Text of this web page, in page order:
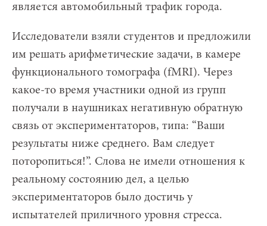
является автомобильный трафик города.
Исследователи взяли студентов и предложили
им решать арифметические задачи, в камере
функционального томографа (fMRI). Через
какое-то время участники одной из групп
получали в наушниках негативную обратную
связь от экспериментаторов, типа: “Ваши
результаты ниже среднего. Вам следует
поторопиться!”. Слова не имели отношения к
реальному состоянию дел, а целью
экспериментаторов было достичь у
испытателей приличного уровня стресса.